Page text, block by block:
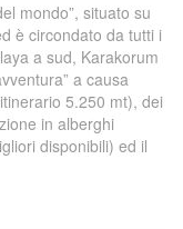
mondo”, situato su
è circondato da tutti i
a sud, Karakorum
a causa
5.250 mt), dei
in alberghi
disponibili) ed il